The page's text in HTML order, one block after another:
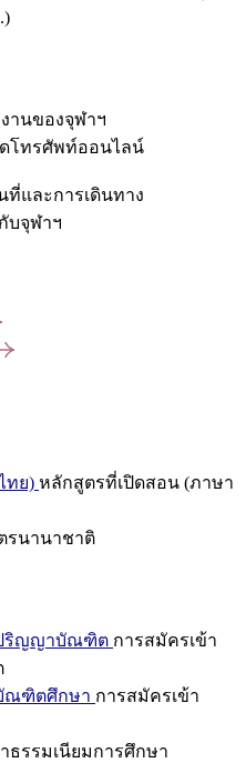
านของจุฬาฯ
โทรศัพท์ออนไลน์
ที่และการเดินทาง
บจุฬาฯ
ทย) หลักสูตรที่เปิดสอน (ภาษา
รนานาชาติ
ปริญญาบัณฑิต การสมัครเข้า
ณฑิตศึกษา การสมัครเข้า
ธรรมเนียมการศึกษา